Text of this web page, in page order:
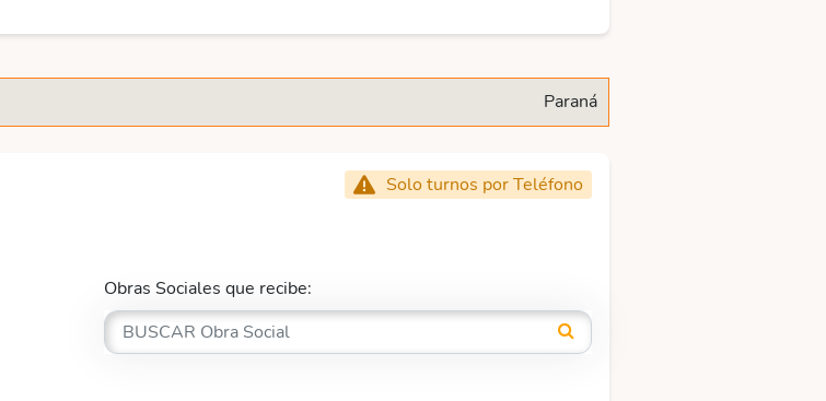
Paraná
Solo turnos por Teléfono
Obras Sociales que recibe: